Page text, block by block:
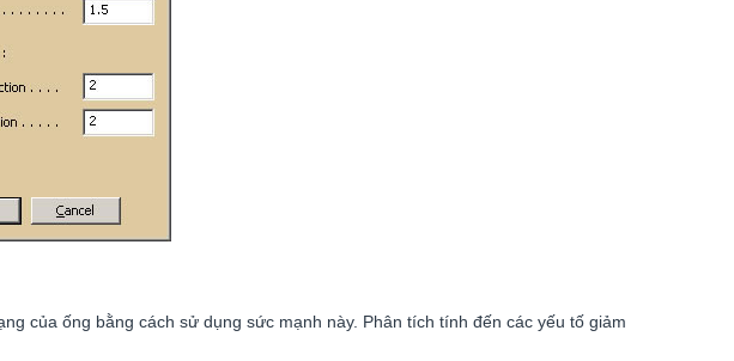
của ống bằng cách sử dụng sức mạnh này. Phân tích tính đến các yếu tố giảm